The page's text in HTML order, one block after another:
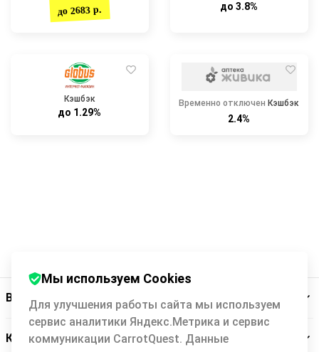
до 2683 р. до 3.8%
Кэшбэк
до 1.29%
Временно отключен Кэшбэк
2.4%
Backit
Кэшбэк-сервис
Мы используем Cookies
Для улучшения работы сайта мы используем
сервис аналитики Яндекс.Метрика и сервис
коммуникации CarrotQuest. Данные